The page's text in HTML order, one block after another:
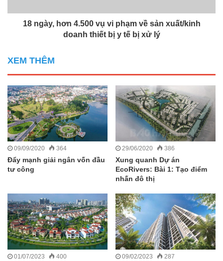
18 ngày, hơn 4.500 vụ vi phạm về sản xuất/kinh
doanh thiết bị y tế bị xử lý
XEM THÊM
09/09/2020 364
Đẩy mạnh giải ngân vốn đầu
tư công
29/06/2020 386
Xung quanh Dự án
EcoRivers: Bài 1: Tạo điểm
nhấn đô thị
01/07/2023 400 09/02/2023 287